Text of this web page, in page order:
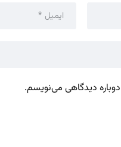
دیدگاهی می‌نویسم.